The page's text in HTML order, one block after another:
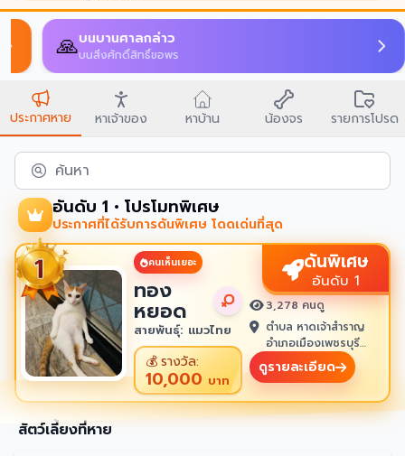
🙏บนบานศาลกล่าว
บนสิ่งศักดิ์สิทธิ์ขอพร
ประกาศหาย หาเจ้าของ หาบ้าน น้องจร รายการโปรด
ค้นหา
อันดับ 1 • โปรโมทพิเศษ
ประกาศที่ได้รับการดันพิเศษ โดดเด่นที่สุด
คนเห็นเยอะ
ทอง
หยอด
สายพันธุ์: แมวไทย
💰รางวัล:
10,000 บาท
ดันพิเศษ
อันดับ 1
3,278 คนดู
ตำบล หาดเจ้าสำราญ
อำเภอเมืองเพชรบุรี
เพชรบุรี 76100
ดูรายละเอียด
สัตว์เลี้ยงที่หาย